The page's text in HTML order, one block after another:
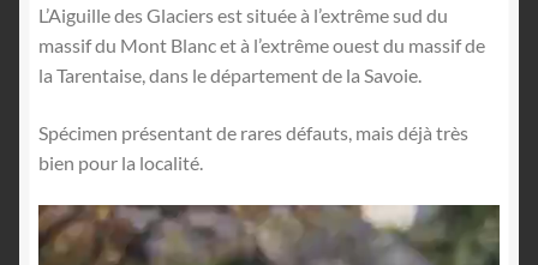
L’Aiguille des Glaciers est située à l’extrême sud du
massif du Mont Blanc et à l’extrême ouest du massif de
la Tarentaise, dans le département de la Savoie.
Spécimen présentant de rares défauts, mais déjà très
bien pour la localité.
Lecteur
vidéo